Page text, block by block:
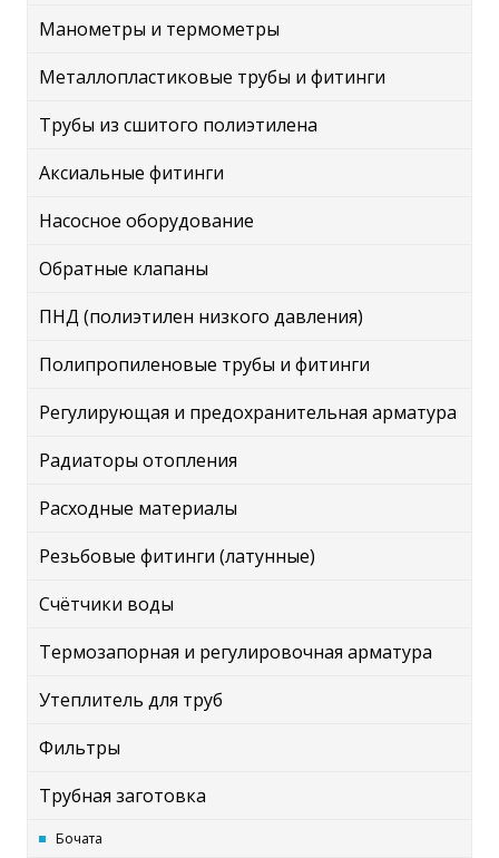
Манометры и термометры
Металлопластиковые трубы и фитинги
Трубы из сшитого полиэтилена
Аксиальные фитинги
Насосное оборудование
Обратные клапаны
ПНД (полиэтилен низкого давления)
Полипропиленовые трубы и фитинги
Регулирующая и предохранительная арматура
Радиаторы отопления
Расходные материалы
Резьбовые фитинги (латунные)
Счётчики воды
Термозапорная и регулировочная арматура
Утеплитель для труб
Фильтры
Трубная заготовка
Бочата